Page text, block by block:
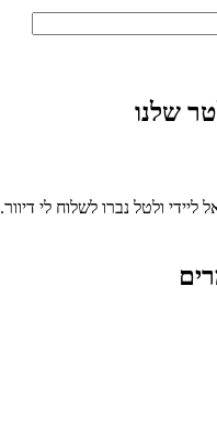
שלנו
ולטל נברו לשלוח לי דיוור.